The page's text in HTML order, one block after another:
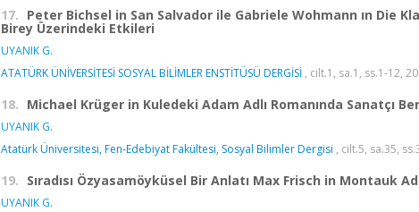
17. Peter Bichsel in San Salvador ile Gabriele Wohmann ın Die
Birey Üzerindeki Etkileri
UYANIK G.
ATATÜRK ÜNİVERSİTESİ SOSYAL BİLİMLER ENSTİTÜSÜ DERGİSİ , cilt.1, sa.1, ss.1-12,
18. Michael Krüger in Kuledeki Adam Adlı Romanında Sanatçı
UYANIK G.
Atatürk Üniversitesi, Fen-Edebiyat Fakültesi, Sosyal Bilimler Dergisi , cilt.5, sa.35,
19. Sıradısı Özyasamöyküsel Bir Anlatı Max Frisch in Montauk
UYANIK G.